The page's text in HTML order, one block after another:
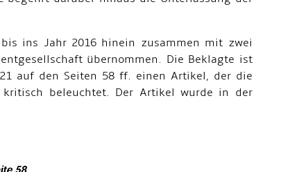
ins Jahr 2016 hinein zusammen mit zwei
übernommen. Die Beklagte ist
auf den Seiten 58 ff. einen Artikel, der die
kritisch beleuchtet. Der Artikel wurde in der